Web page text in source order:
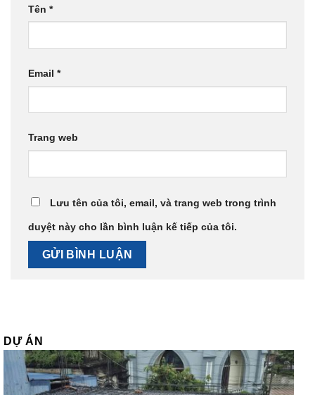
Tên *
Email *
Trang web
Lưu tên của tôi, email, và trang web trong trình
duyệt này cho lần bình luận kế tiếp của tôi.
DỰ ÁN